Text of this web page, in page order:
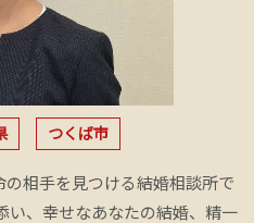
つくば市
の相手を見つける結婚相談所で
い、幸せなあなたの結婚、精一